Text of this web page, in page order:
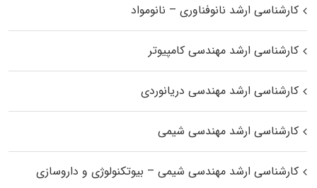
کارشناسی ارشد نانوفناوری – نانومواد
کارشناسی ارشد مهندسی کامپیوتر
کارشناسی ارشد مهندسی دریانوردی
کارشناسی ارشد مهندسی شیمی
کارشناسی ارشد مهندسی شیمی – بیوتکنولوژی و داروسازی